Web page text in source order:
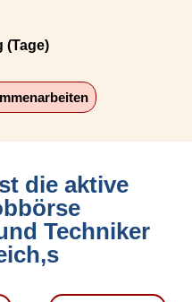
(Tage)
die aktive
Techniker